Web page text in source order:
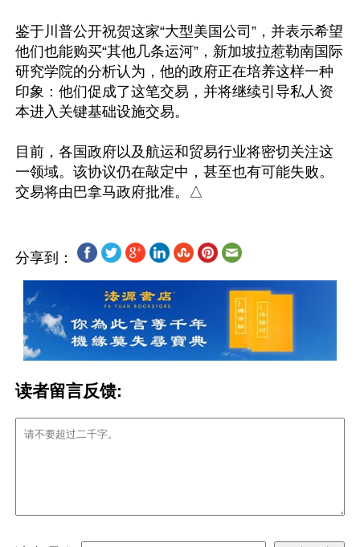
鉴于川普公开祝贺这家“大型美国公司”，并表示希望
他们也能购买“其他几条运河”，新加坡拉惹勒南国际
研究学院的分析认为，他的政府正在培养这样一种
印象：他们促成了这笔交易，并将继续引导私人资
本进入关键基础设施交易。
目前，各国政府以及航运和贸易行业将密切关注这
一领域。该协议仍在敲定中，甚至也有可能失败。
分享到：
读者留言反馈: